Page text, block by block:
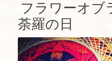
フラワーオブ
荼羅の日